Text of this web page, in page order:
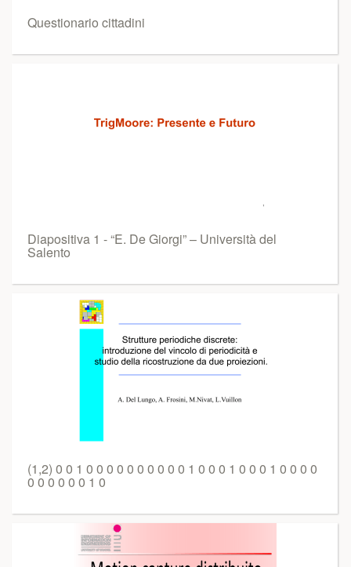
Questionario cittadini
Diapositiva 1 - “E. De Giorgi” – Università del
Salento
(1,2) 0 0 1 0 0 0 0 0 0 0 0 0 0 1 0 0 0 1 0 0 0 1 0 0 0 0
0 0 0 0 0 0 1 0